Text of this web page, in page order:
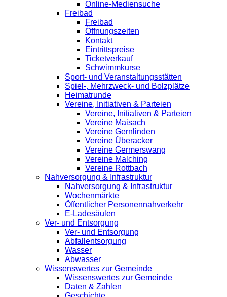
Online-Mediensuche
Freibad
Freibad
Öffnungszeiten
Kontakt
Eintrittspreise
Ticketverkauf
Schwimmkurse
Sport- und Veranstaltungsstätten
Spiel-, Mehrzweck- und Bolzplätze
Heimatrunde
Vereine, Initiativen & Parteien
Vereine, Initiativen & Parteien
Vereine Maisach
Vereine Gernlinden
Vereine Überacker
Vereine Germerswang
Vereine Malching
Vereine Rottbach
Nahversorgung & Infrastruktur
Nahversorgung & Infrastruktur
Wochenmärkte
Öffentlicher Personennahverkehr
E-Ladesäulen
Ver- und Entsorgung
Ver- und Entsorgung
Abfallentsorgung
Wasser
Abwasser
Wissenswertes zur Gemeinde
Wissenswertes zur Gemeinde
Daten & Zahlen